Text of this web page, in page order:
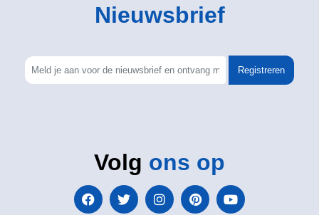
Nieuwsbrief
Registreren
Volg ons op